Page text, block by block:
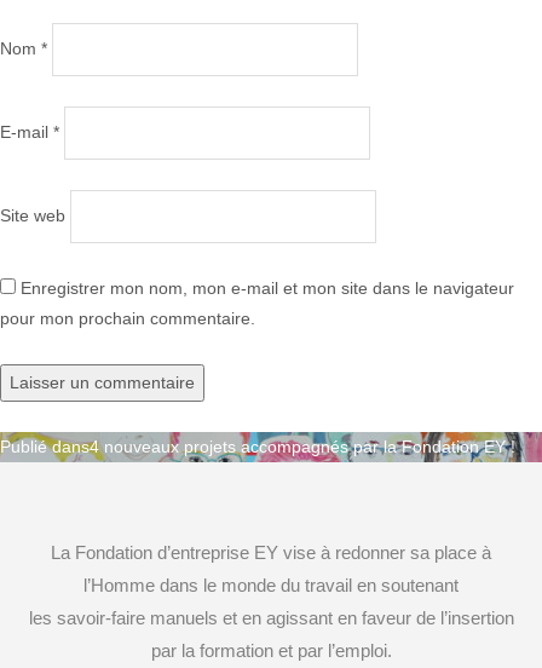
Nom *
E-mail *
Site web
Enregistrer mon nom, mon e-mail et mon site dans le navigateur
pour mon prochain commentaire.
Navigation
l’article
Publié dans4 nouveaux projets accompagnés par la Fondation EY !
La Fondation d’entreprise EY vise à redonner sa place à
l’Homme dans le monde du travail en soutenant
les savoir-faire manuels et en agissant en faveur de l’insertion
par la formation et par l’emploi.